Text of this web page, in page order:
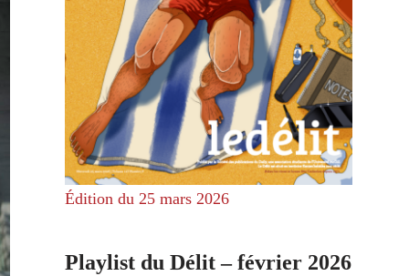
Édition du 25 mars 2026
Playlist du Délit – février 2026